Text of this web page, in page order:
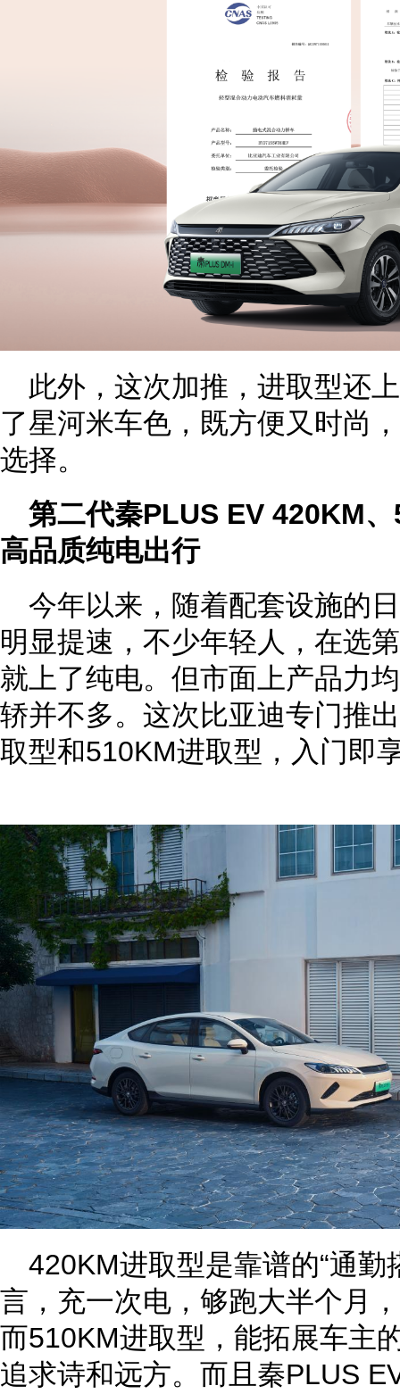
此外，这次加推，进取型还
了星河米车色，既方便又时尚
选择。
第二代秦PLUS EV 420KM
高品质纯电出行
今年以来，随着配套设施的
明显提速，不少年轻人，在选
就上了纯电。但市面上产品力
轿并不多。这次比亚迪专门推
取型和510KM进取型，入门即
420KM进取型是靠谱的“通勤
言，充一次电，够跑大半个月
而510KM进取型，能拓展车主
追求诗和远方。而且秦PLUS